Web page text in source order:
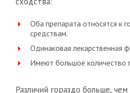
Оба препарата относятся к
средствам.
Одинаковая лекарственная
Имеют большое количество
Различий гораздо больше, чем